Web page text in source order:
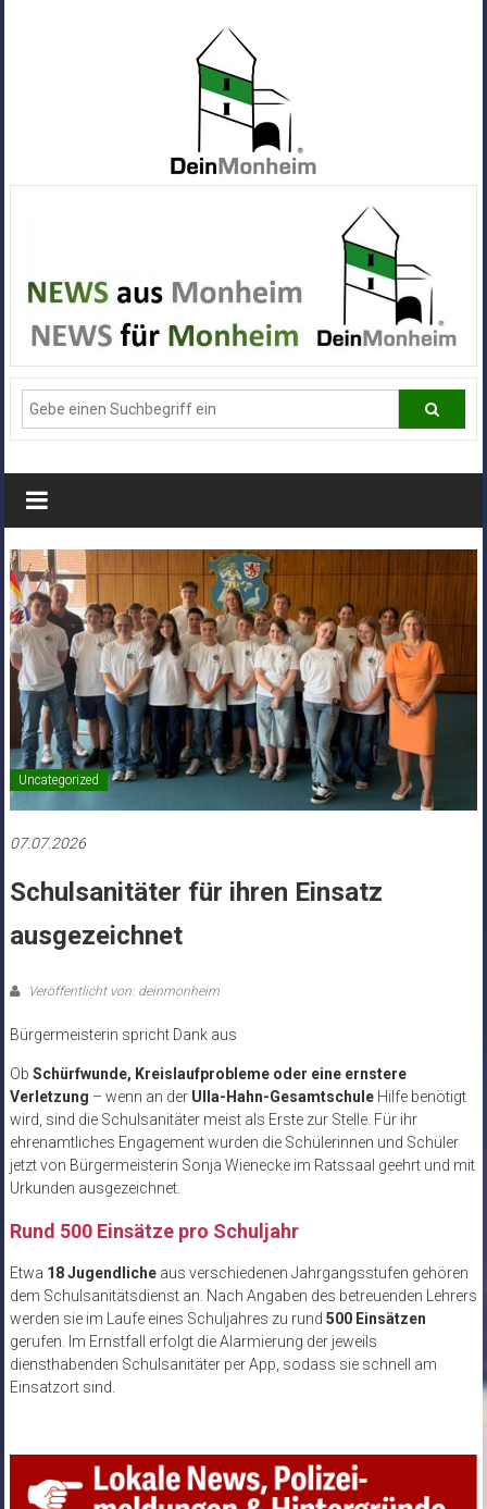
Alle
News
aus
Deiner
Stadt
Monheim
Uncategorized
07.07.2026
Schulsanitäter für ihren Einsatz
ausgezeichnet
Veröffentlicht von: deinmonheim
Bürgermeisterin spricht Dank aus
Ob Schürfwunde, Kreislaufprobleme oder eine ernstere
Verletzung – wenn an derUlla-Hahn-GesamtschuleHilfe benötigt
wird, sind die Schulsanitäter meist als Erste zur Stelle. Für ihr
ehrenamtliches Engagement wurden die Schülerinnen und Schüler
jetzt von Bürgermeisterin Sonja Wienecke im Ratssaal geehrt und mit
Urkunden ausgezeichnet.
Rund 500 Einsätze pro Schuljahr
Etwa 18 Jugendlicheaus verschiedenen Jahrgangsstufen gehören
dem Schulsanitätsdienst an. Nach Angaben des betreuenden Lehrers
werden sie im Laufe eines Schuljahres zu rund 500 Einsätzen
gerufen. Im Ernstfall erfolgt die Alarmierung der jeweils
diensthabenden Schulsanitäter per App, sodass sie schnell am
Einsatzort sind.